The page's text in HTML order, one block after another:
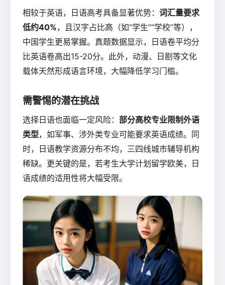
相较于英语，日语高考具备显著优势： 词汇量要求
低约40%，且汉字占比高（如“学生”“学校”等），
中国学生更易掌握。真题数据显示，日语卷平均分
比英语卷高出15-20分。此外，动漫、日剧等文化
载体天然形成语言环境，大幅降低学习门槛。
需警惕的潜在挑战
选择日语也面临一定风险： 部分高校专业限制外语
类型，如军事、涉外类专业可能要求英语成绩。同
时，日语教学资源分布不均，三四线城市辅导机构
稀缺。更关键的是，若考生大学计划留学欧美，日
语成绩的适用性将大幅受限。